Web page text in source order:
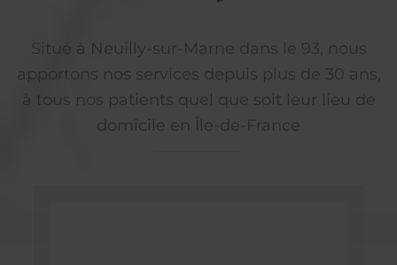
Situé à Neuilly-sur-Marne dans le 93, nous
apportons nos services depuis plus de 30 ans,
à tous nos patients quel que soit leur lieu de
domicile en Île-de-France